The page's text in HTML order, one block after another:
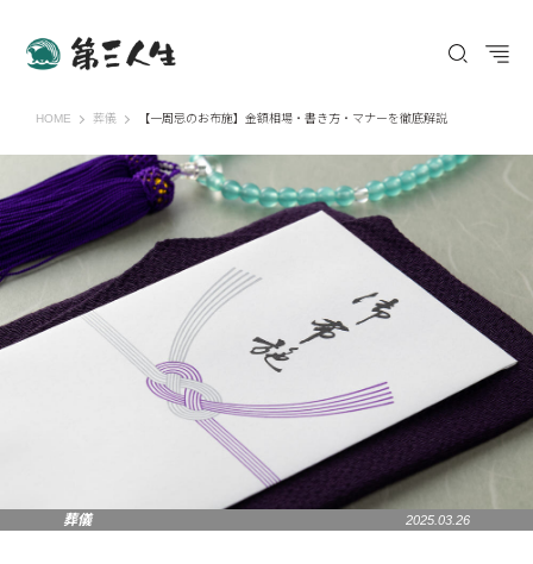
HOME 第三人生 〜寄り道の歩き方〜
葬儀 【一周忌のお布施】金額相場・書き方・マナーを徹底解説
葬儀 2025.03.26